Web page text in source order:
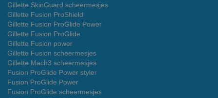
Gillette SkinGuard scheermesjes
Gillette Fusion ProShield
Gillette Fusion ProGlide Power
Gillette Fusion ProGlide
Gillette Fusion power
Gillette Fusion scheermesjes
Gillette Mach3 scheermesjes
Fusion ProGlide Power styler
Fusion ProGlide Power
Fusion ProGlide scheermesjes